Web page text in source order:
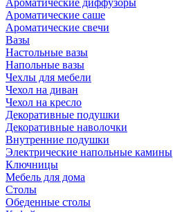
Ароматические диффузоры
Ароматические саше
Ароматические свечи
Вазы
Настольные вазы
Напольные вазы
Чехлы для мебели
Чехол на диван
Чехол на кресло
Декоративные подушки
Декоративные наволочки
Внутренние подушки
Электрические напольные камины
Ключницы
Мебель для дома
Столы
Обеденные столы